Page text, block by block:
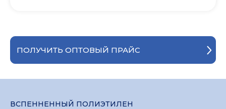
ПОЛУЧИТЬ ОПТОВЫЙ ПРАЙС
ВСПЕННЕННЫЙ ПОЛИЭТИЛЕН